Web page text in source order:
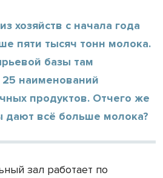
хозяйств с начала года
пяти тысяч тонн молока.
базы там
наименований
продуктов. Отчего же
дают всё больше молока?
зал работает по